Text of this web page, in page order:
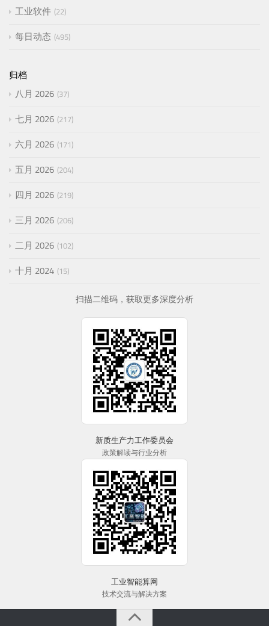
工业软件 22
每日动态 495
归档
八月 2026 37
七月 2026 217
六月 2026 171
五月 2026 204
四月 2026 219
三月 2026 206
二月 2026 102
十月 2024 15
扫描二维码，获取更多深度分析
新质生产力工作委员会
政策解读与行业分析
工业智能算网
技术交流与解决方案